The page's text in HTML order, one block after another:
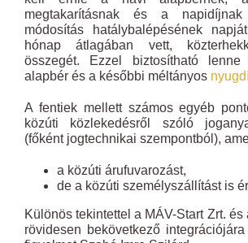
megtakarításnak és a
módosítás hatálybalépésének
hónap átlagában vett,
összegét. Ezzel biztosítható lenne
alapbér és a későbbi méltányos
A fentiek mellett számos egyéb
közúti közlekedésről szóló
(főként jogtechnikai szempontból),
a közúti árufuvarozást,
de a közúti személyszállítást is
Különös tekintettel a MÁV-Start Zrt. és
rövidesen bekövetkező